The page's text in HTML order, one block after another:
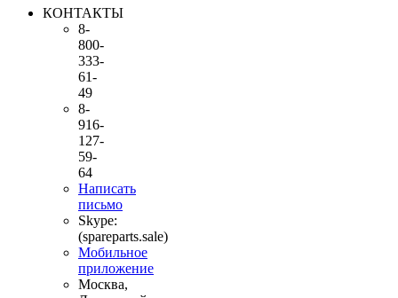
КОНТАКТЫ
8-
800-
333-
61-
49
8-
916-
127-
59-
64
Написать
письмо
Skype:
(spareparts.sale)
Мобильное
приложение
Москва,